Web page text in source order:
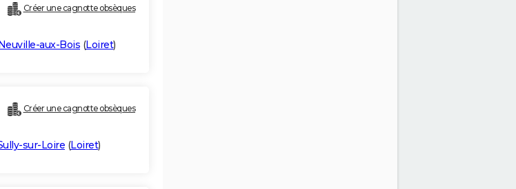
Créer une cagnotte obsèques
aux-Bois (Loiret)
Créer une cagnotte obsèques
sur-Loire (Loiret)